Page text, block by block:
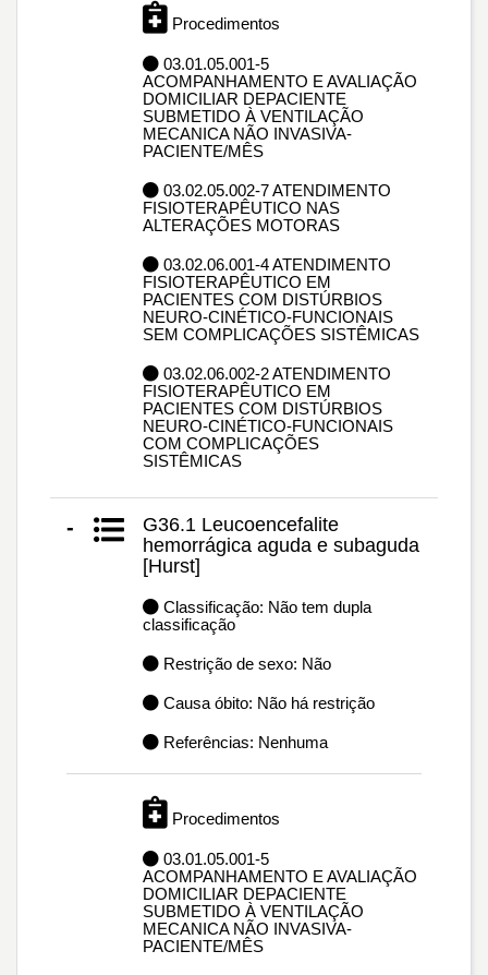
Procedimentos
03.01.05.001-5
ACOMPANHAMENTO E AVALIAÇÃO
DOMICILIAR DEPACIENTE
SUBMETIDO À VENTILAÇÃO
MECANICA NÃO INVASIVA-
PACIENTE/MÊS
03.02.05.002-7 ATENDIMENTO
FISIOTERAPÊUTICO NAS
ALTERAÇÕES MOTORAS
03.02.06.001-4 ATENDIMENTO
FISIOTERAPÊUTICO EM
PACIENTES COM DISTÚRBIOS
NEURO-CINÉTICO-FUNCIONAIS
SEM COMPLICAÇÕES SISTÊMICAS
03.02.06.002-2 ATENDIMENTO
FISIOTERAPÊUTICO EM
PACIENTES COM DISTÚRBIOS
NEURO-CINÉTICO-FUNCIONAIS
COM COMPLICAÇÕES
SISTÊMICAS
-
G36.1 Leucoencefalite
hemorrágica aguda e subaguda
[Hurst]
Classificação: Não tem dupla
classificação
Restrição de sexo: Não
Causa óbito: Não há restrição
Referências: Nenhuma
Procedimentos
03.01.05.001-5
ACOMPANHAMENTO E AVALIAÇÃO
DOMICILIAR DEPACIENTE
SUBMETIDO À VENTILAÇÃO
MECANICA NÃO INVASIVA-
PACIENTE/MÊS